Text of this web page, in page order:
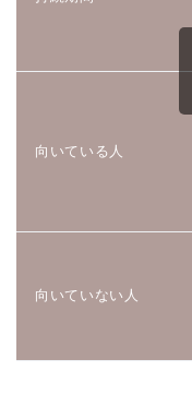
向いている人
向いていない人